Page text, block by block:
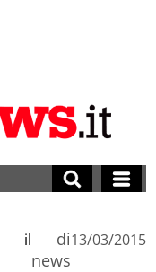
di
news
il 13/03/2015